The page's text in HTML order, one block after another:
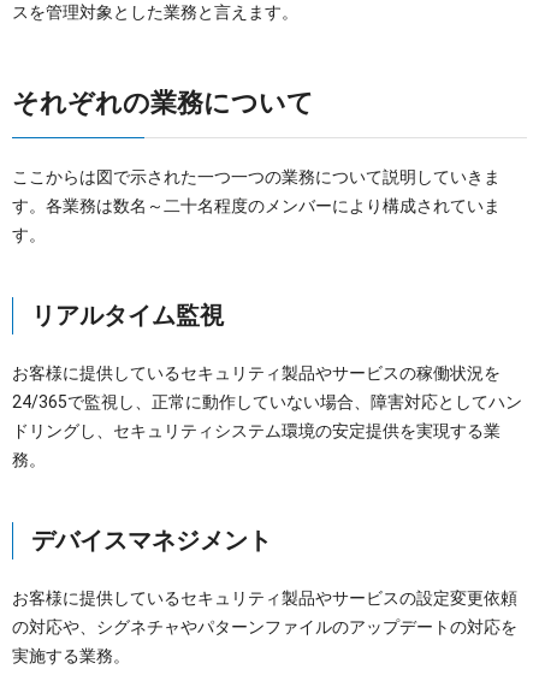
スを管理対象とした業務と言えます。
それぞれの業務について
ここからは図で示された一つ一つの業務について説明していきま
す。各業務は数名～二十名程度のメンバーにより構成されていま
す。
リアルタイム監視
お客様に提供しているセキュリティ製品やサービスの稼働状況を
24/365で監視し、正常に動作していない場合、障害対応としてハン
ドリングし、セキュリティシステム環境の安定提供を実現する業
務。
デバイスマネジメント
お客様に提供しているセキュリティ製品やサービスの設定変更依頼
の対応や、シグネチャやパターンファイルのアップデートの対応を
実施する業務。